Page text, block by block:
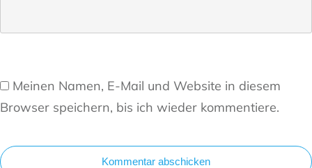
Meinen Namen, E-Mail und Website in diesem
Browser speichern, bis ich wieder kommentiere.
Kommentar abschicken